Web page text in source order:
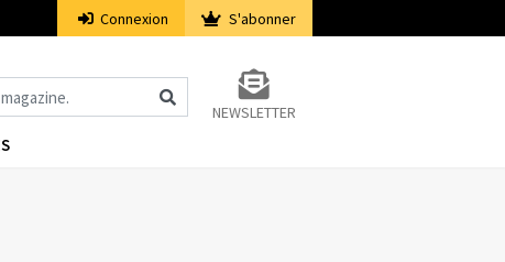
Connexion S'abonner
NEWSLETTER